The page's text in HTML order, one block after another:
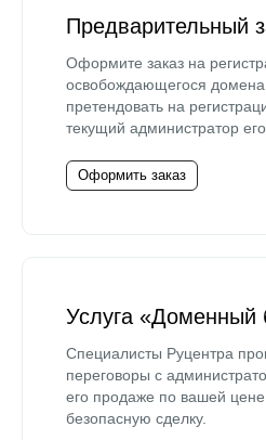
Предварительный
Оформите заказ на
освобождающегося
претендовать на
текущий администратор
Оформить заказ
Услуга «Доменный
Специалисты Руцентра
переговоры с
его продаже по вашей
безопасную сделку.